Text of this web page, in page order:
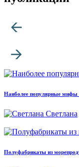
Наиболее популярные мифы
Светлана
Полуфабрикаты из